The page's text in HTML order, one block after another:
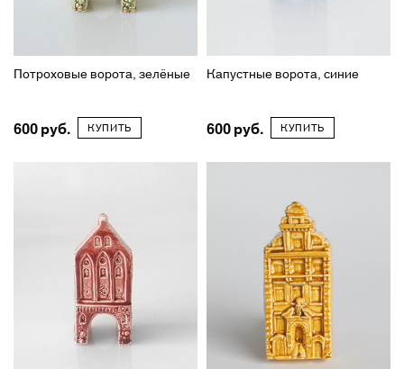
Потроховые ворота, зелёные
600 КУПИТЬ
Капустные ворота, синие
600 КУПИТЬ